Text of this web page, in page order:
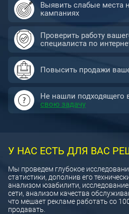
Выявить слабые места
кампаниях
Проверить работу
специалиста по
Повысить продажи
Не нашли подходящего
свою задачу
У НАС ЕСТЬ ДЛЯ ВАС
Мы проведем глубокое
статистики, дополнив его
анализом юзабилити,
сети, анализом качества
что мешает рекламе работать со
продавать.